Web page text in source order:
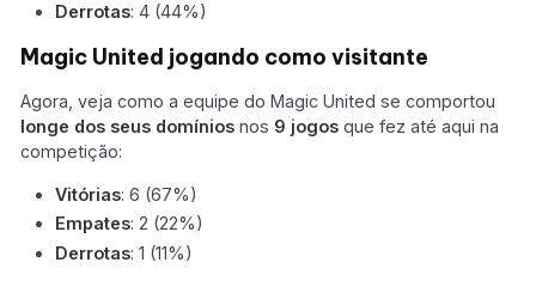
Derrotas: 4 (44%)
Magic United jogando como visitante
Agora, veja como a equipe do Magic United se comportou
longe dos seus domínios nos 9 jogos que fez até aqui na
competição:
Vitórias: 6 (67%)
Empates: 2 (22%)
Derrotas: 1 (11%)